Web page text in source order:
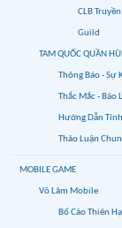
CLB
Guild
TAM QUỐC QUẦN
Thông Báo - Sự
Thắc Mắc - Báo
Hướng Dẫn
Thảo Luận
MOBILE GAME
Võ Lâm Mobile
Bố Cáo Thiên Hạ